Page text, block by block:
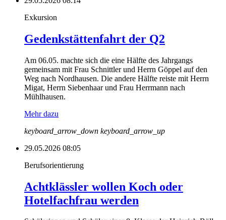
Exkursion
Gedenkstättenfahrt der Q2
Am 06.05. machte sich die eine Hälfte des Jahrgangs
gemeinsam mit Frau Schnittler und Herrn Göppel auf den
Weg nach Nordhausen. Die andere Hälfte reiste mit Herrn
Migat, Herrn Siebenhaar und Frau Herrmann nach
Mühlhausen.
Mehr dazu
keyboard_arrow_down keyboard_arrow_up
29.05.2026 08:05
Berufsorientierung
Achtklässler wollen Koch oder
Hotelfachfrau werden